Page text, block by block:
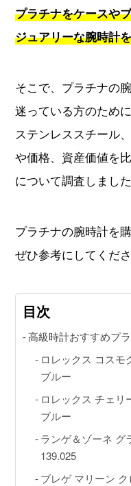
腕時計クイズ
監修者一覧
動画コンテンツ
おすすめコンテンツを
GINZA RASIN
GINZA RASINオンライ
GINZA RASIN店舗情報
プラチナをケースや
ジュアリーな腕時計
そこで、プラチナの
迷っている方のため
ステンレススチール
や価格、資産価値を
について調査しました
プラチナの腕時計を
ぜひ参考にしてくださ
目次
高級時計おすすめプ
ロレックス コスモ
ブルー
ロレックス チェリ
ブルー
ランゲ＆ゾーネ グ
139.025
ブレゲ マリーン